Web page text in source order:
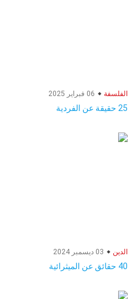
الفلسفة
25 حقيقة عن الفردية
الدين
40 حقائق عن الميثرائية